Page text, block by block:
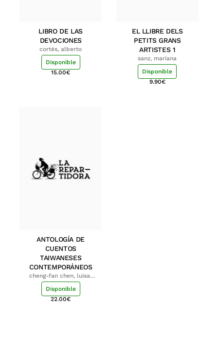
LIBRO DE LAS
DEVOCIONES
cortés, alberto
Disponible
15.00€
EL LLIBRE DELS
PETITS GRANS
ARTISTES 1
sanz, mariana
Disponible
9.90€
ANTOLOGÍA DE
CUENTOS
TAIWANESES
CONTEMPORÁNEOS
cheng-fan chen, luisa;
shu-ying chang, luisa
Disponible
22.00€